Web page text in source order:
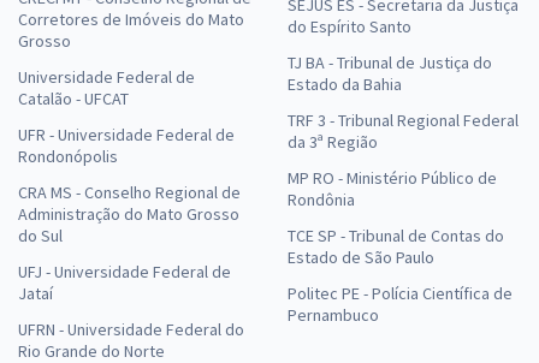
Corretores de Imóveis do Mato
Grosso
Universidade Federal de
Catalão - UFCAT
UFR - Universidade Federal de
Rondonópolis
CRA MS - Conselho Regional de
Administração do Mato Grosso
do Sul
UFJ - Universidade Federal de
Jataí
UFRN - Universidade Federal do
Rio Grande do Norte
SEJUS ES - Secretaria da Justiça
do Espírito Santo
TJ BA - Tribunal de Justiça do
Estado da Bahia
TRF 3 - Tribunal Regional Federal
da 3ª Região
MP RO - Ministério Público de
Rondônia
TCE SP - Tribunal de Contas do
Estado de São Paulo
Politec PE - Polícia Científica de
Pernambuco